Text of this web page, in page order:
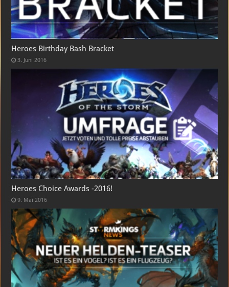
Heroes Birthday Bash Bracket
3. Juni 2016
Heroes Choice Awards -2016!
9. Mai 2016